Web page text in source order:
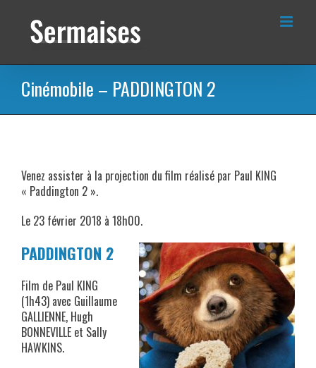
contenu
Cinémobile – PADDINGTON 2
Venez assister à la projection du film réalisé par Paul KING
« Paddington 2 ».
Le 23 février 2018 à 18h00.
PADDINGTON 2
Film de Paul KING
(1h43) avec Guillaume
GALLIENNE, Hugh
BONNEVILLE et Sally
HAWKINS.